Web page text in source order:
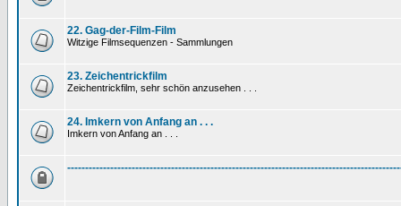
22. Gag-der-Film-Film
Witzige Filmsequenzen - Sammlungen
23. Zeichentrickfilm
Zeichentrickfilm, sehr schön anzusehen . . .
24. Imkern von Anfang an . . .
Imkern von Anfang an . . .